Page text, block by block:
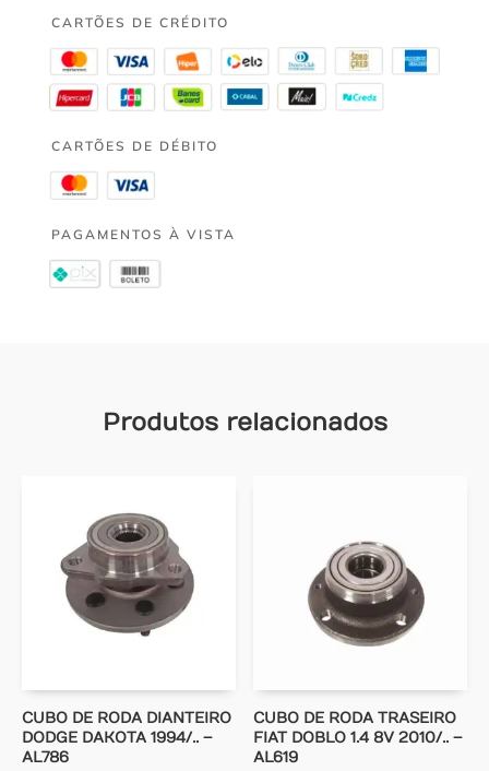
CARTÕES DE CRÉDITO
CARTÕES DE DÉBITO
PAGAMENTOS À VISTA
Produtos relacionados
CUBO DE RODA DIANTEIRO
DODGE DAKOTA 1994/.. –
AL786
CUBO DE RODA TRASEIRO
FIAT DOBLO 1.4 8V 2010/.. –
AL619